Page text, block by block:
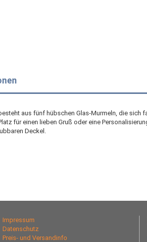
aus fünf hübschen Glas-Murmeln, die sich
für einen lieben Gruß oder eine
Deckel.
Impressum
Datenschutz
Preis- und Versandinfo